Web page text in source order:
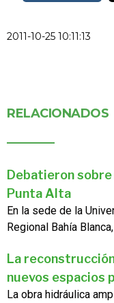
2011-10-25 10:11:13
RELACIONADOS
Debatieron
Punta Alta
En la sede de la
Regional Bahía
La
nuevos espacios
La obra hidráulica